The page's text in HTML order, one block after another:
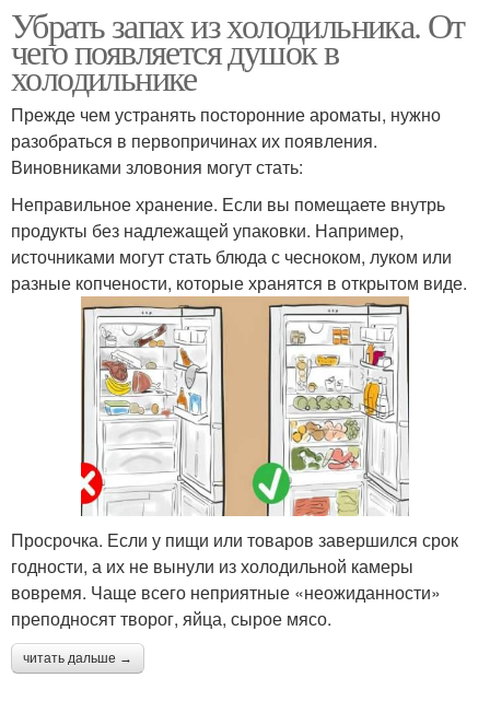
Убрать запах из холодильника. От
чего появляется душок в
холодильнике
Прежде чем устранять посторонние ароматы, нужно
разобраться в первопричинах их появления.
Виновниками зловония могут стать:
Неправильное хранение. Если вы помещаете внутрь
продукты без надлежащей упаковки. Например,
источниками могут стать блюда с чесноком, луком или
разные копчености, которые хранятся в открытом виде.
Просрочка. Если у пищи или товаров завершился срок
годности, а их не вынули из холодильной камеры
вовремя. Чаще всего неприятные «неожиданности»
преподносят творог, яйца, сырое мясо.
читать дальше →